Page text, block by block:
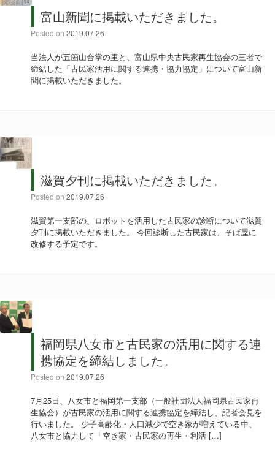
富山新聞に掲載いただきました。
Posted on 2019.07.26
当法人が五箇山合掌の里と、富山県中央古民家再生協会の三者で
締結した「古民家活用に関する連携・協力協定」について富山新
聞に掲載いただきました。
滋賀夕刊に掲載いただきました。
Posted on 2019.07.26
滋賀第一支部の、ロボットを活用した古民家の診断について滋賀
夕刊に掲載いただきました。 今回診断した古民家は、そば屋に
改修する予定です。
福岡県八女市と古民家の活用に関する連
携協定を締結しました。
Posted on 2019.07.26
7月25日、八女市と福岡第一支部（一般社団法人福岡県古民家再
生協会）が古民家の活用に関する連携協定を締結し、記者会見を
行いました。 少子高齢化・人口減少で空き家が増えている中、
八女市と協力して「空き家・古民家の再生・利活 […]